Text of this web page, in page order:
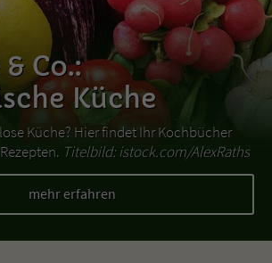
Co.:
Küche
Küche? Hier findet Ihr Kochbücher
Titelbild: istock.com/AlexRaths
mehr erfahren